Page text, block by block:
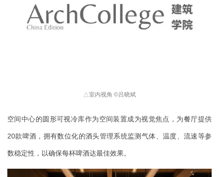
△室内视角 ©吕晓斌
空间中心的圆形可视冷库作为空间装置成为视觉焦点，为餐厅提供
20款啤酒，拥有数位化的酒头管理系统监测气体、温度、流速等参
数稳定性，以确保每杯啤酒达最佳效果。